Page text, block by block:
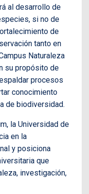
al desarrollo de
si no de
de
tanto en
Naturaleza
su propósito de
procesos
conocimiento
de biodiversidad.
la Universidad de
en la
y posiciona
que
investigación,